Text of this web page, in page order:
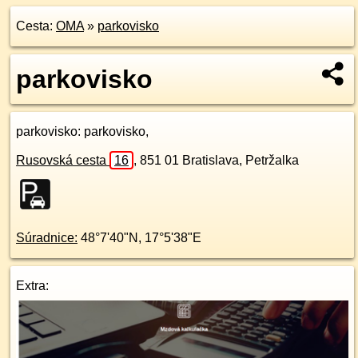
Cesta: OMA» parkovisko
parkovisko
parkovisko: parkovisko,
Rusovská cesta 16 , 851 01 Bratislava, Petržalka
Súradnice: 48°7'40"N , 17°5'38"E
Extra: